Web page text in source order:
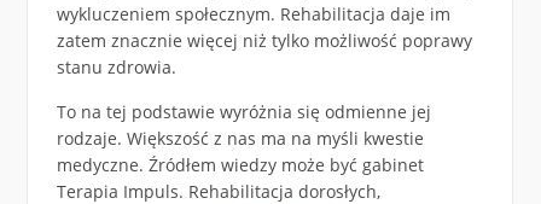
wykluczeniem społecznym. Rehabilitacja daje im
zatem znacznie więcej niż tylko możliwość poprawy
stanu zdrowia.
To na tej podstawie wyróżnia się odmienne jej
rodzaje. Większość z nas ma na myśli kwestie
medyczne. Źródłem wiedzy może być gabinet
Terapia Impuls. Rehabilitacja dorosłych,